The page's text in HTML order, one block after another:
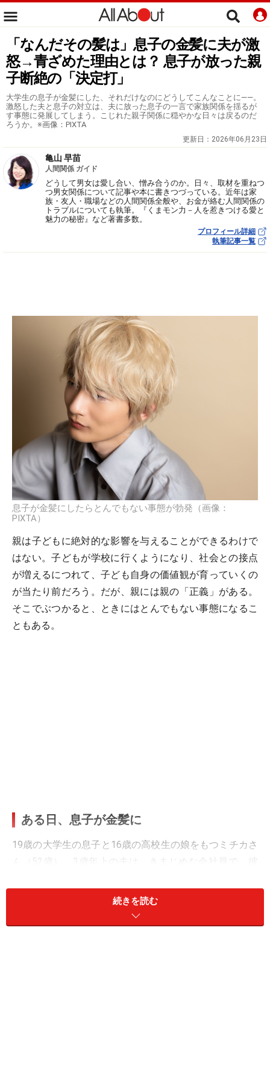
「なんだその髪は」息子の金髪に夫が激
怒→青ざめた理由とは？ 息子が放った親
子断絶の「決定打」
大学生の息子が金髪にした、それだけなのにどうしてこんなことに――。
激怒した夫と息子の対立は、夫に放った息子の一言で家族関係を揺るが
す事態に発展してしまう。こじれた親子関係に穏やかな日々は戻るのだ
ろうか。※画像：PIXTA
更新日： 2026年06月23日
亀山 早苗
人間関係 ガイド
どうして男女は愛し合い、憎み合うのか。日々、取材を重ねつ
つ男女関係について記事や本に書きつづっている。近年は家
族・友人・職場などの人間関係全般や、お金が絡む人間関係の
トラブルについても執筆。『くまモン力－人を惹きつける愛と
魅力の秘密』など著書多数。
プロフィール詳細
執筆記事一覧
息子が金髪にしたらとんでもない事態が勃発（画像：
PIXTA）
親は子どもに絶対的な影響を与えることができるわけで
はない。子どもが学校に行くようになり、社会との接点
が増えるにつれて、子ども自身の価値観が育っていくの
が当たり前だろう。だが、親には親の「正義」がある。
そこでぶつかると、ときにはとんでもない事態になるこ
ともある。
ある日、息子が金髪に
19歳の大学生の息子と16歳の高校生の娘をもつミチカさ
ん（52歳）。3歳年上の夫は、きまじめな会社員で、彼
「2カ月ほど前、私がパートから帰ってすぐ、息子が帰
宅したんです。ただいまという声におかえりと振り向く
続きを読む